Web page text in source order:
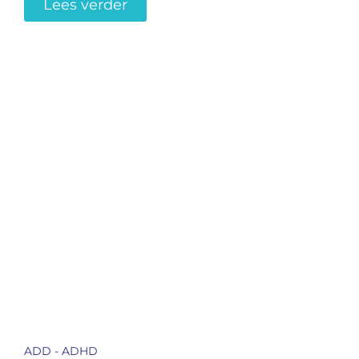
Lees verder
ADD - ADHD